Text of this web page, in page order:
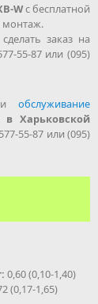
Wс бесплатной
монтаж.
заказ на
55-87 или (095)
обслуживание
в Харьковской
55-87 или (095)
0,60 (0,10-1,40)
(0,17-1,65)